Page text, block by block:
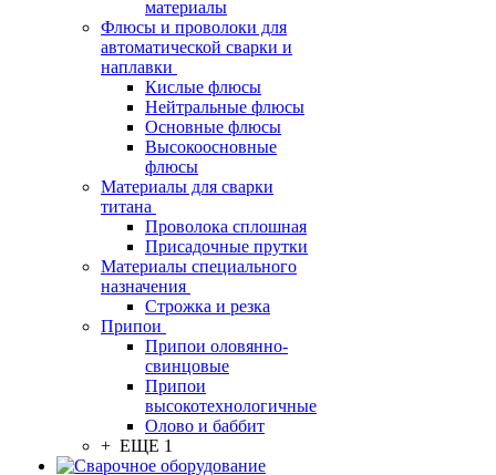
материалы
Флюсы и проволоки для
автоматической сварки и
наплавки
Кислые флюсы
Нейтральные флюсы
Основные флюсы
Высокоосновные
флюсы
Материалы для сварки
титана
Проволока сплошная
Присадочные прутки
Материалы специального
назначения
Строжка и резка
Припои
Припои оловянно-
свинцовые
Припои
высокотехнологичные
Олово и баббит
+ ЕЩЕ 1